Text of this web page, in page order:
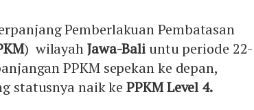
Pemberlakuan Pembatasan
) wilayahJawa-Bali untu periode 22-
PPKM sepekan ke depan,
statusnya naik kePPKM Level 4.